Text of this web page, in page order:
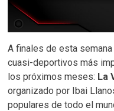
A finales de esta
cuasi-deportivos más
los próximos meses: La
organizado por Ibai
populares de todo el